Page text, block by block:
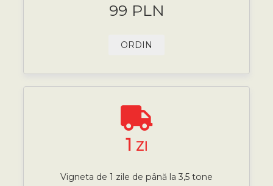
99 PLN
ORDIN
1 ZI
Vigneta de 1 zile de până la 3,5 tone